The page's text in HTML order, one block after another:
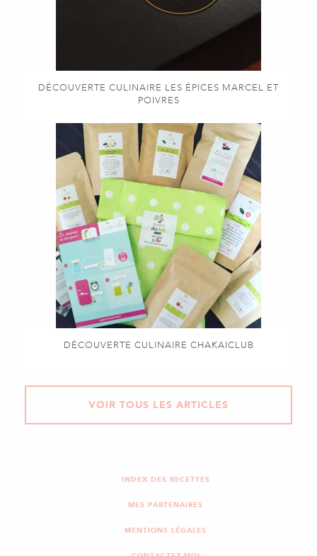
DÉCOUVERTE CULINAIRE LES ÉPICES MARCEL ET
POIVRES
DÉCOUVERTE CULINAIRE CHAKAICLUB
VOIR TOUS LES ARTICLES
INDEX DES RECETTES
MES PARTENAIRES
MENTIONS LÉGALES